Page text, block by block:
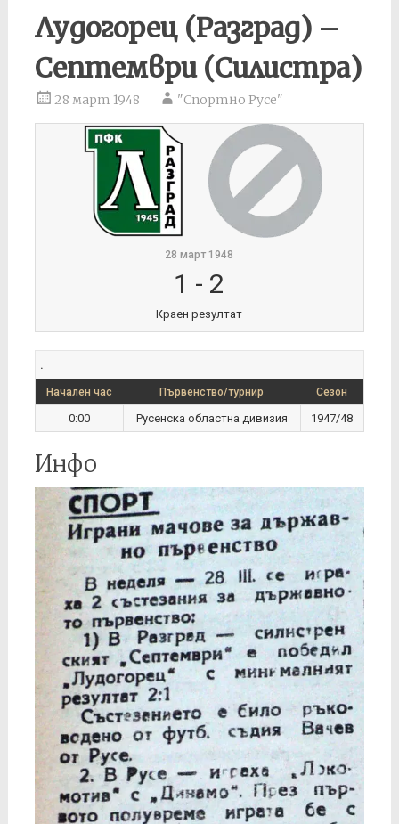
Лудогорец (Разград) –
Септември (Силистра)
28 март 1948 "Спортно Русе"
28 март 1948
1 - 2
Краен резултат
.
Начален час Първенство/турнир Сезон
0:00 Русенска областна дивизия 1947/48
Инфо